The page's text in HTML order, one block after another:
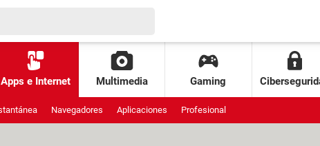
Apps e Internet Multimedia Gaming
Navegadores Aplicaciones Profesional